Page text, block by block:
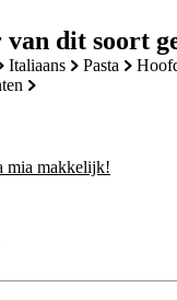
van dit soort
italiaans pasta
mia makkelijk!